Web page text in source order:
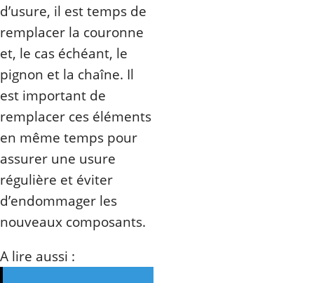
d’usure, il est temps de
remplacer la couronne
et, le cas échéant, le
pignon et la chaîne. Il
est important de
remplacer ces éléments
en même temps pour
assurer une usure
régulière et éviter
d’endommager les
nouveaux composants.
A lire aussi :